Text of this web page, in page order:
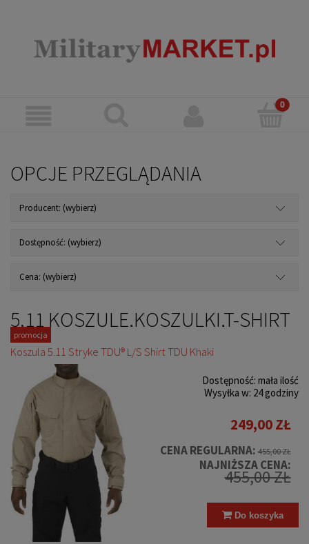
OPCJE PRZEGLĄDANIA
Producent: (wybierz)
Dostępność: (wybierz)
Cena: (wybierz)
5.11 KOSZULE,KOSZULKI,T-SHIRT
Koszula 5.11 Stryke TDU® L/S Shirt TDU Khaki
Dostępność: mała ilość
Wysyłka w: 24 godziny
249,00 ZŁ
CENA REGULARNA:455,00 ZŁ
NAJNIŻSZA CENA:
455,00 ZŁ
Do koszyka
promocja